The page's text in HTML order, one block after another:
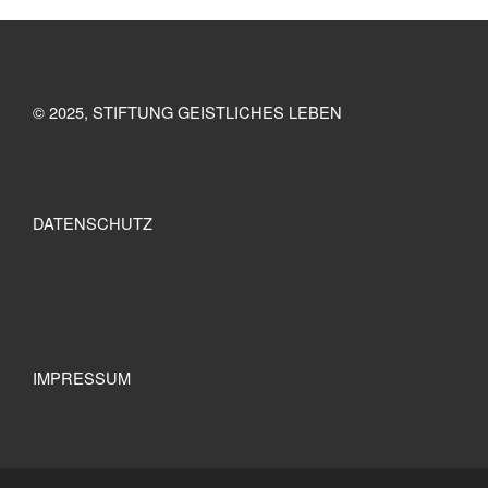
© 2025, STIFTUNG GEISTLICHES LEBEN
DATENSCHUTZ
IMPRESSUM